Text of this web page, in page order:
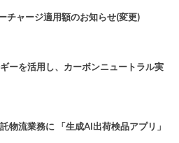
ャージ適用額のお知らせ(変更)
ーを活用し、カーボンニュートラル実
物流業務に 「生成AI出荷検品アプリ」